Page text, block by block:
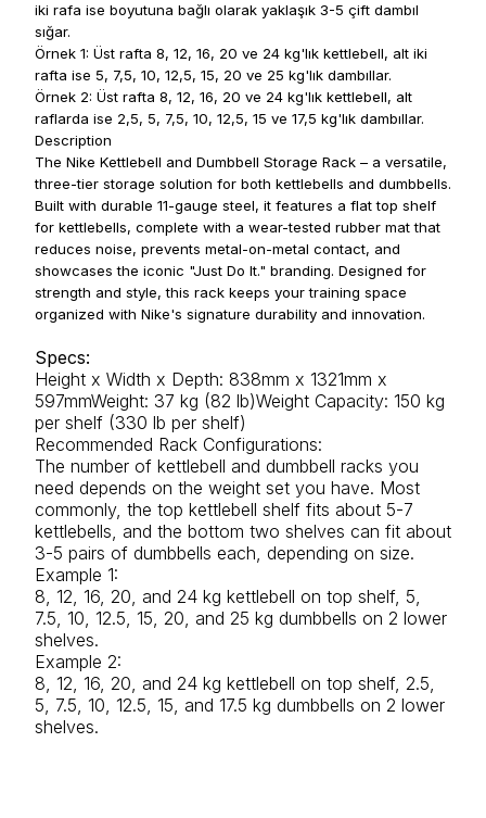
iki rafa ise boyutuna bağlı olarak yaklaşık 3-5 çift dambıl
sığar.
Örnek 1: Üst rafta 8, 12, 16, 20 ve 24 kg'lık kettlebell, alt iki
rafta ise 5, 7,5, 10, 12,5, 15, 20 ve 25 kg'lık dambıllar.
Örnek 2: Üst rafta 8, 12, 16, 20 ve 24 kg'lık kettlebell, alt
raflarda ise 2,5, 5, 7,5, 10, 12,5, 15 ve 17,5 kg'lık dambıllar.
Description
The Nike Kettlebell and Dumbbell Storage Rack – a versatile,
three-tier storage solution for both kettlebells and dumbbells.
Built with durable 11-gauge steel, it features a flat top shelf
for kettlebells, complete with a wear-tested rubber mat that
reduces noise, prevents metal-on-metal contact, and
showcases the iconic "Just Do It." branding. Designed for
strength and style, this rack keeps your training space
organized with Nike's signature durability and innovation.
Specs:
Height x Width x Depth: 838mm x 1321mm x
597mmWeight: 37 kg (82 lb)Weight Capacity: 150 kg
per shelf (330 lb per shelf)
Recommended Rack Configurations:
The number of kettlebell and dumbbell racks you
need depends on the weight set you have. Most
commonly, the top kettlebell shelf fits about 5-7
kettlebells, and the bottom two shelves can fit about
3-5 pairs of dumbbells each, depending on size.
Example 1:
8, 12, 16, 20, and 24 kg kettlebell on top shelf, 5,
7.5, 10, 12.5, 15, 20, and 25 kg dumbbells on 2 lower
shelves.
Example 2:
8, 12, 16, 20, and 24 kg kettlebell on top shelf, 2.5,
5, 7.5, 10, 12.5, 15, and 17.5 kg dumbbells on 2 lower
shelves.